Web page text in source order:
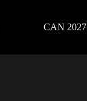
CAN 2027